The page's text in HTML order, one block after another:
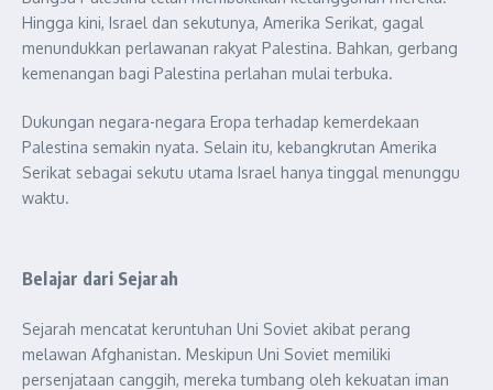
Hingga kini, Israel dan sekutunya, Amerika Serikat, gagal
menundukkan perlawanan rakyat Palestina. Bahkan, gerbang
kemenangan bagi Palestina perlahan mulai terbuka.
Dukungan negara-negara Eropa terhadap kemerdekaan
Palestina semakin nyata. Selain itu, kebangkrutan Amerika
Serikat sebagai sekutu utama Israel hanya tinggal menunggu
waktu.
Belajar dari Sejarah
Sejarah mencatat keruntuhan Uni Soviet akibat perang
melawan Afghanistan. Meskipun Uni Soviet memiliki
persenjataan canggih, mereka tumbang oleh kekuatan iman